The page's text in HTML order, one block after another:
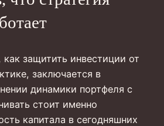
защитить инвестиции от
заключается в
динамики портфеля с
стоит именно
капитала в сегодняшних